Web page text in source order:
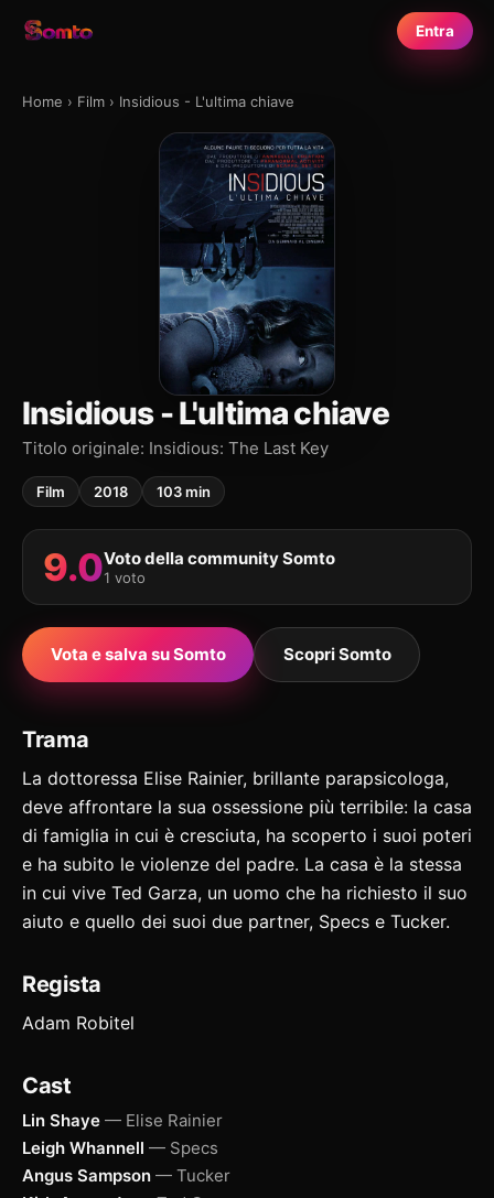
Entra
Home › Film › Insidious - L'ultima chiave
Insidious - L'ultima chiave
Titolo originale: Insidious: The Last Key
Film 2018 103 min
9.0Voto della community Somto
1 voto
Vota e salva su Somto Scopri Somto
Trama
La dottoressa Elise Rainier, brillante parapsicologa,
deve affrontare la sua ossessione più terribile: la casa
di famiglia in cui è cresciuta, ha scoperto i suoi poteri
e ha subito le violenze del padre. La casa è la stessa
in cui vive Ted Garza, un uomo che ha richiesto il suo
aiuto e quello dei suoi due partner, Specs e Tucker.
Regista
Adam Robitel
Cast
Lin Shaye — Elise Rainier
Leigh Whannell — Specs
Angus Sampson — Tucker